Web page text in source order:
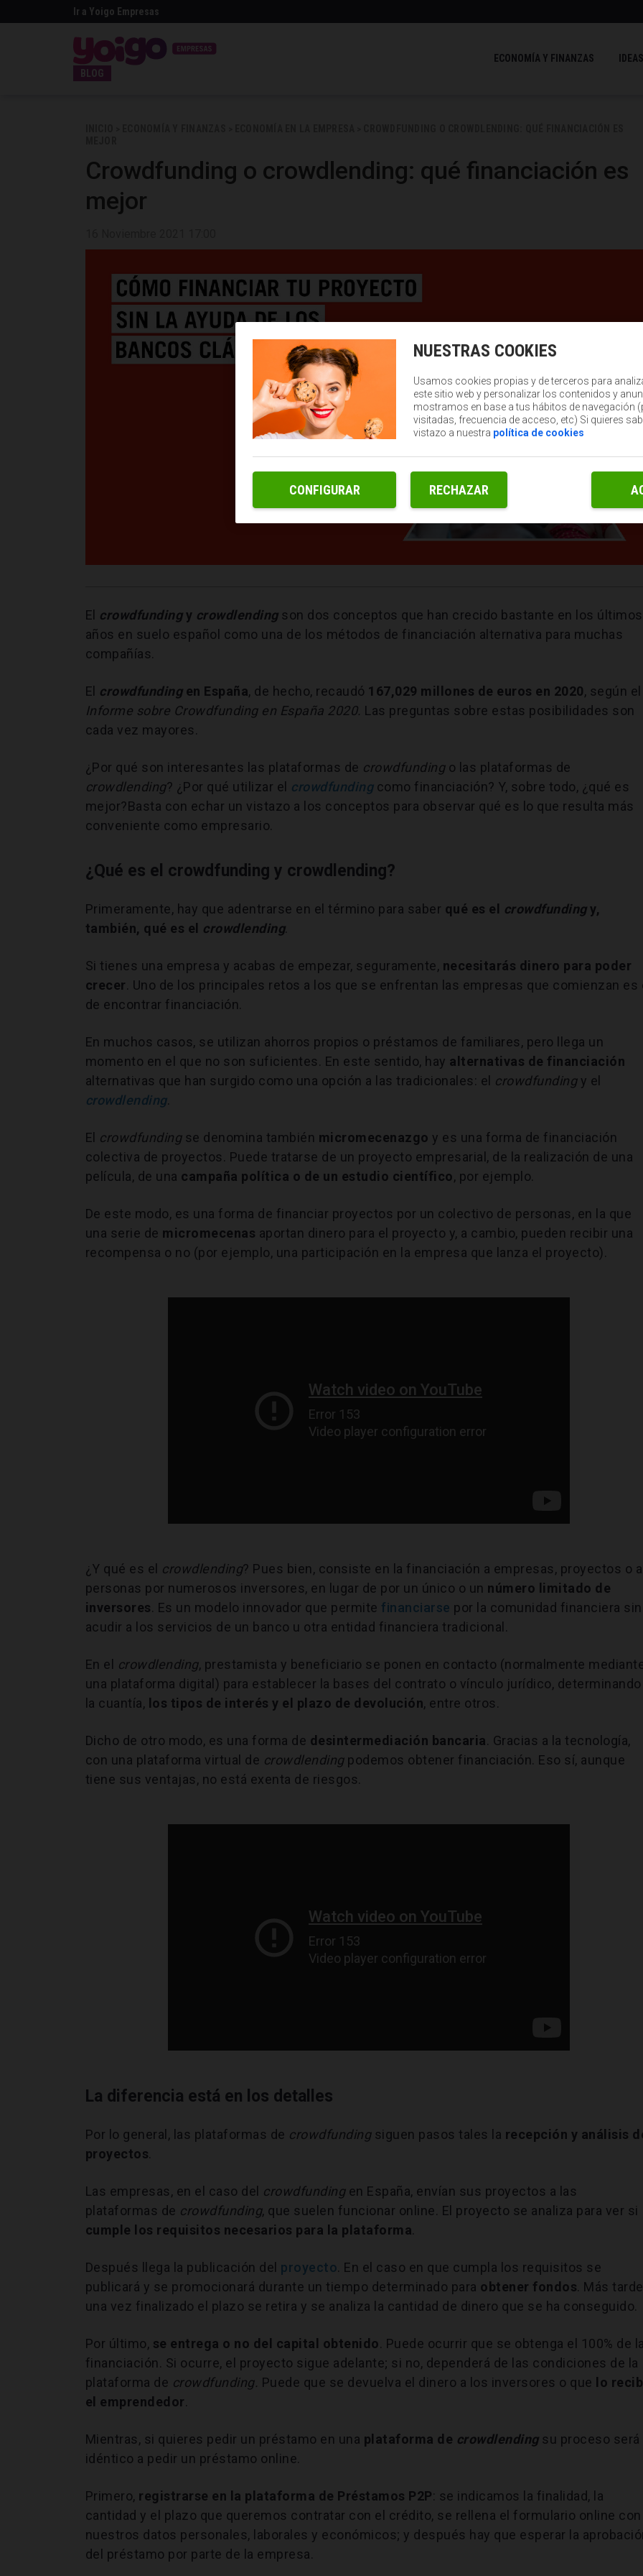
Ir a Yoigo Empresas
BLOG
ECONOMÍA Y FINANZAS
Crowdfunding o crowdlending: qué financiación es
mejor
El crowdfundingy crowdlending son dos conceptos que han crecido bastante en los últimos
años en suelo español como una de los métodos de financiación alternativa para muchas
compañías.
El crowdfunding en España, de hecho, recaudó 167,029 millones de euros en 2020, según el
Informe sobre Crowdfunding en España 2020. Las preguntas sobre estas posibilidades son
cada vez mayores.
¿Por qué son interesantes las plataformas de crowdfunding o las plataformas de
crowdlending? ¿Por qué utilizar el crowdfundingcomo financiación? Y, sobre todo, ¿qué es
mejor?Basta con echar un vistazo a los conceptos para observar qué es lo que resulta más
conveniente como empresario.
¿Qué es el crowdfunding y crowdlending?
Primeramente, hay que adentrarse en el término para saber qué es el crowdfundingy,
también, qué es el crowdlending.
Si tienes una empresa y acabas de empezar, seguramente, necesitarás dinero para poder
crecer. Uno de los principales retos a los que se enfrentan las empresas que comienzan es
de encontrar financiación.
En muchos casos, se utilizan ahorros propios o préstamos de familiares, pero llega un
momento en el que no son suficientes. En este sentido, hay alternativas de financiación
alternativas que han surgido como una opción a las tradicionales: el crowdfunding y el
crowdlending.
El crowdfunding se denomina también micromecenazgo y es una forma de financiación
colectiva de proyectos. Puede tratarse de un proyecto empresarial, de la realización de una
película, de una campaña política o de un estudio científico, por ejemplo.
De este modo, es una forma de financiar proyectos por un colectivo de personas, en la que
una serie de micromecenas aportan dinero para el proyecto y, a cambio, pueden recibir una
recompensa o no (por ejemplo, una participación en la empresa que lanza el proyecto).
¿Y qué es el crowdlending? Pues bien, consiste en la financiación a empresas, proyectos o a
personas por numerosos inversores, en lugar de por un único o un número limitado de
inversores. Es un modelo innovador que permite financiarse por la comunidad financiera sin
acudir a los servicios de un banco u otra entidad financiera tradicional.
En el crowdlending, prestamista y beneficiario se ponen en contacto (normalmente
una plataforma digital) para establecer la bases del contrato o vínculo jurídico, determinando
la cuantía, los tipos de interés y el plazo de devolución, entre otros.
Dicho de otro modo, es una forma de desintermediación bancaria. Gracias a la tecnología,
con una plataforma virtual de crowdlending podemos obtener financiación. Eso sí, aunque
tiene sus ventajas, no está exenta de riesgos.
La diferencia está en los detalles
Por lo general, las plataformas de crowdfunding siguen pasos tales la recepción y análisis
proyectos.
Las empresas, en el caso del crowdfunding en España, envían sus proyectos a las
plataformas de crowdfunding, que suelen funcionar online. El proyecto se analiza para ver si
cumple los requisitos necesarios para la plataforma.
Después llega la publicación del proyecto. En el caso en que cumpla los requisitos se
publicará y se promocionará durante un tiempo determinado para obtener fondos. Más
una vez finalizado el plazo se retira y se analiza la cantidad de dinero que se ha conseguido.
Por último, se entrega o no del capital obtenido. Puede ocurrir que se obtenga el 100% de
financiación. Si ocurre, el proyecto sigue adelante; si no, dependerá de las condiciones de la
plataforma de crowdfunding. Puede que se devuelva el dinero a los inversores o que lo
el emprendedor.
Mientras, si quieres pedir un préstamo en una plataforma de crowdlending su proceso será
idéntico a pedir un préstamo online.
Primero, registrarse en la plataforma de Préstamos P2P: se indicamos la finalidad, la
cantidad y el plazo que queremos contratar con el crédito, se rellena el formulario online con
nuestros datos personales, laborales y económicos; y después hay que esperar la
del préstamo por parte de la empresa.
NUESTRAS COOKIES
Usamos cookies propias y de terceros para
este sitio web y personalizar los contenidos y
mostramos en base a tus hábitos de navegación
visitadas, frecuencia de acceso, etc) Si quieres
vistazo a nuestra política de cookies
RECHAZAR
CONFIGURAR